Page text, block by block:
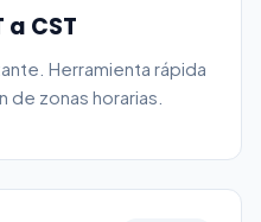
CST
Herramienta rápida
de zonas horarias.